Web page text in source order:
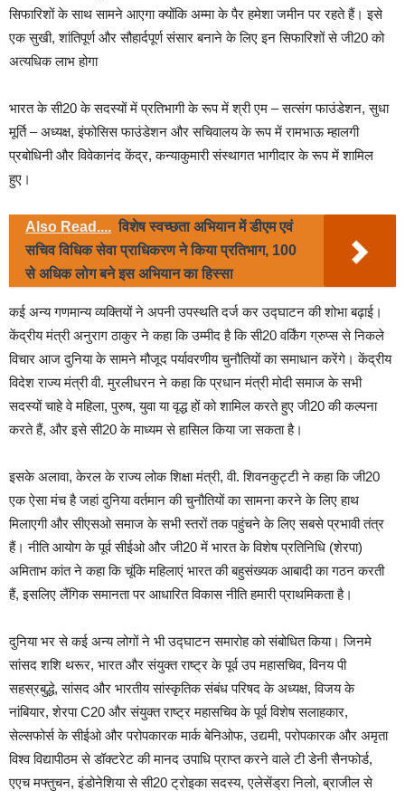
सिफारिशों के साथ सामने आएगा क्योंकि अम्मा के पैर हमेशा जमीन पर रहते हैं। इसे
एक सुखी, शांतिपूर्ण और सौहार्दपूर्ण संसार बनाने के लिए इन सिफारिशों से जी20 को
अत्यधिक लाभ होगा
भारत के सी20 के सदस्यों में प्रतिभागी के रूप में श्री एम – सत्संग फाउंडेशन, सुधा
मूर्ति – अध्यक्ष, इंफोसिस फाउंडेशन और सचिवालय के रूप में रामभाऊ म्हालगी
प्रबोधिनी और विवेकानंद केंद्र, कन्याकुमारी संस्थागत भागीदार के रूप में शामिल
हुए।
Also Read.... विशेष स्वच्छता अभियान में डीएम एवं
सचिव विधिक सेवा प्राधिकरण ने किया प्रतिभाग, 100
से अधिक लोग बने इस अभियान का हिस्सा
कई अन्य गणमान्य व्यक्तियों ने अपनी उपस्थति दर्ज कर उद्घाटन की शोभा बढ़ाई।
केंद्रीय मंत्री अनुराग ठाकुर ने कहा कि उम्मीद है कि सी20 वर्किंग ग्रुप्स से निकले
विचार आज दुनिया के सामने मौजूद पर्यावरणीय चुनौतियों का समाधान करेंगे। केंद्रीय
विदेश राज्य मंत्री वी. मुरलीधरन ने कहा कि प्रधान मंत्री मोदी समाज के सभी
सदस्यों चाहे वे महिला, पुरुष, युवा या वृद्ध हों को शामिल करते हुए जी20 की कल्पना
करते हैं, और इसे सी20 के माध्यम से हासिल किया जा सकता है।
इसके अलावा, केरल के राज्य लोक शिक्षा मंत्री, वी. शिवनकुट्टी ने कहा कि जी20
एक ऐसा मंच है जहां दुनिया वर्तमान की चुनौतियों का सामना करने के लिए हाथ
मिलाएगी और सीएसओ समाज के सभी स्तरों तक पहुंचने के लिए सबसे प्रभावी तंत्र
हैं। नीति आयोग के पूर्व सीईओ और जी20 में भारत के विशेष प्रतिनिधि (शेरपा)
अमिताभ कांत ने कहा कि चूंकि महिलाएं भारत की बहुसंख्यक आबादी का गठन करती
हैं, इसलिए लैंगिक समानता पर आधारित विकास नीति हमारी प्राथमिकता है।
दुनिया भर से कई अन्य लोगों ने भी उद्घाटन समारोह को संबोधित किया। जिनमे
सांसद शशि थरूर, भारत और संयुक्त राष्ट्र के पूर्व उप महासचिव, विनय पी
सहस्रबुद्धे, सांसद और भारतीय सांस्कृतिक संबंध परिषद के अध्यक्ष, विजय के
नांबियार, शेरपा C20 और संयुक्त राष्ट्र महासचिव के पूर्व विशेष सलाहकार,
सेल्सफोर्स के सीईओ और परोपकारक मार्क बेनिओफ, उद्यमी, परोपकारक और अमृता
विश्व विद्यापीठम से डॉक्टरेट की मानद उपाधि प्राप्त करने वाले टी डेनी सैनफोर्ड,
एएच मफ्तुचन, इंडोनेशिया से सी20 ट्रोइका सदस्य, एलेसेंड्रा निलो, ब्राजील से